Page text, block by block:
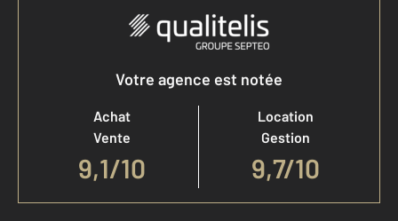
Votre agence est notée
Achat
Vente
9,1/10
Location
Gestion
9,7/10